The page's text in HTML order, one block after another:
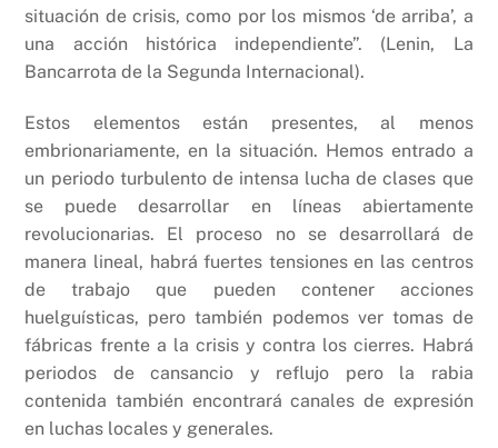
situación de crisis, como por los mismos ‘de arriba’, a
una acción histórica independiente”. (Lenin, La
Bancarrota de la Segunda Internacional).
Estos elementos están presentes, al menos
embrionariamente, en la situación. Hemos entrado a
un periodo turbulento de intensa lucha de clases que
se puede desarrollar en líneas abiertamente
revolucionarias. El proceso no se desarrollará de
manera lineal, habrá fuertes tensiones en las centros
de trabajo que pueden contener acciones
huelguísticas, pero también podemos ver tomas de
fábricas frente a la crisis y contra los cierres. Habrá
periodos de cansancio y reflujo pero la rabia
contenida también encontrará canales de expresión
en luchas locales y generales.